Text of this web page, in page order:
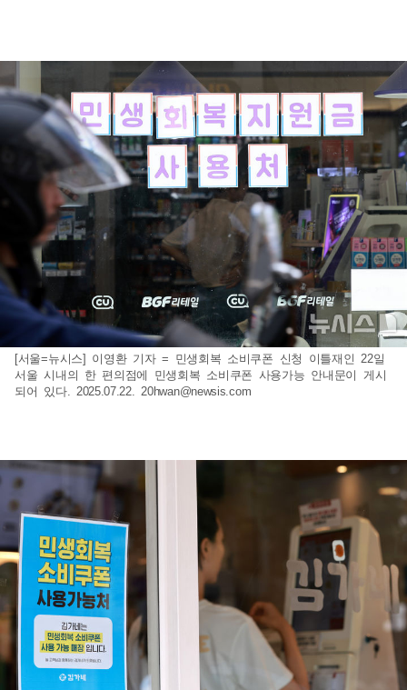
[서울=뉴시스] 이영환 기자 = 민생회복 소비쿠폰 신청 이틀재인 22일
서울 시내의 한 편의점에 민생회복 소비쿠폰 사용가능 안내문이 게시
되어 있다. 2025.07.22.20hwan@newsis.com